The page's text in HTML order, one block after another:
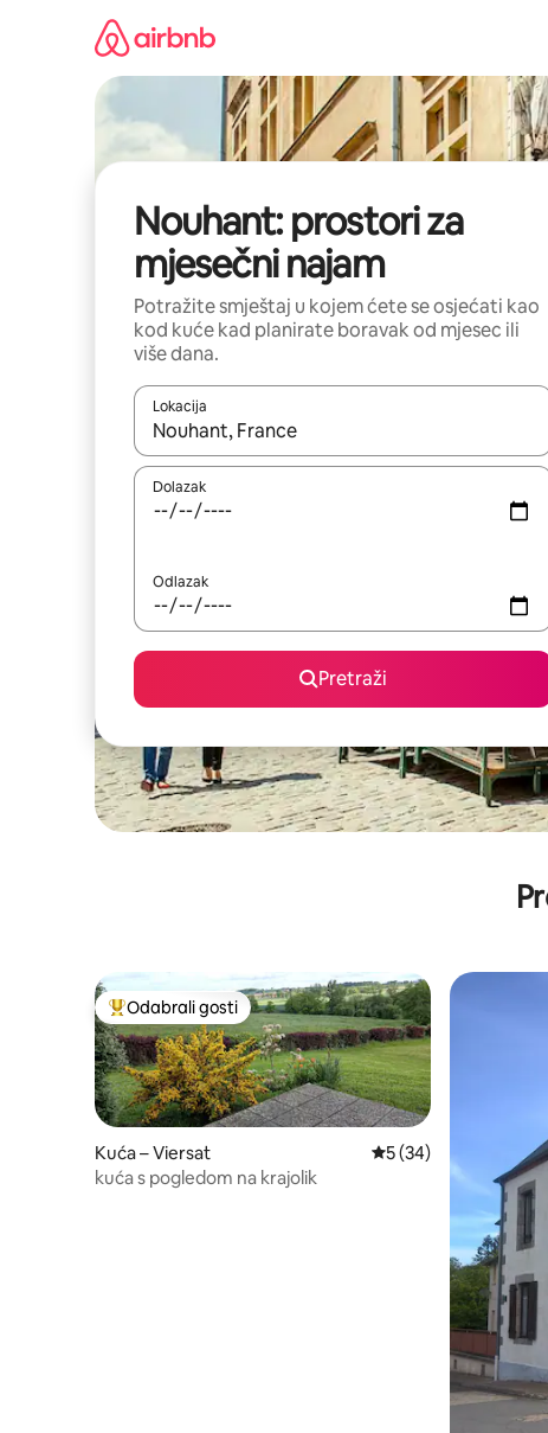
Nouhant: prostori za
mjesečni najam
Potražite smještaj u kojem ćete se osjećati kao
kod kuće kad planirate boravak od mjesec ili
više dana.
Lokacija
Kada budu dostupni rezultati, moći ćete ih
Dolazak
Odlazak
Pretraži
Među najviše rangiranima s oznakom „Odabrali gosti”
Odabrali gosti
Kuća – Viersat Prosječna ocjena: 5/
5 (34)
kuća s pogledom na krajolik